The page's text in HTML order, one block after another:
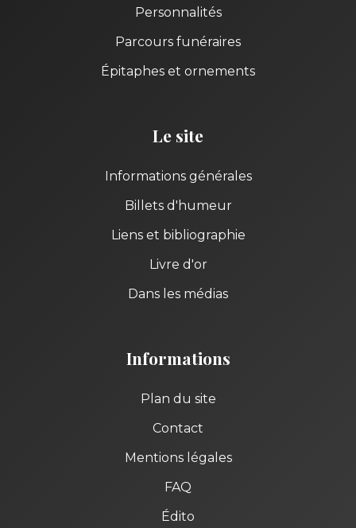
Personnalités
Parcours funéraires
Épitaphes et ornements
Le site
Informations générales
Billets d'humeur
Liens et bibliographie
Livre d'or
Dans les médias
Informations
Plan du site
Contact
Mentions légales
FAQ
Édito